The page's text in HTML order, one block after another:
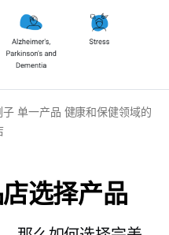
子单一产品 健康和保健领域的
选择产品